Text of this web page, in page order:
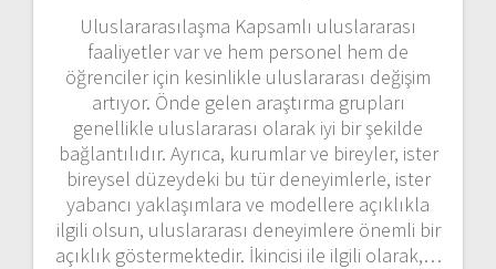
Uluslararasılaşma Kapsamlı uluslararası
faaliyetler var ve hem personel hem de
öğrenciler için kesinlikle uluslararası değişim
artıyor. Önde gelen araştırma grupları
genellikle uluslararası olarak iyi bir şekilde
bağlantılıdır. Ayrıca, kurumlar ve bireyler, ister
bireysel düzeydeki bu tür deneyimlerle, ister
yabancı yaklaşımlara ve modellere açıklıkla
ilgili olsun, uluslararası deneyimlere önemli bir
açıklık göstermektedir. İkincisi ile ilgili olarak,…